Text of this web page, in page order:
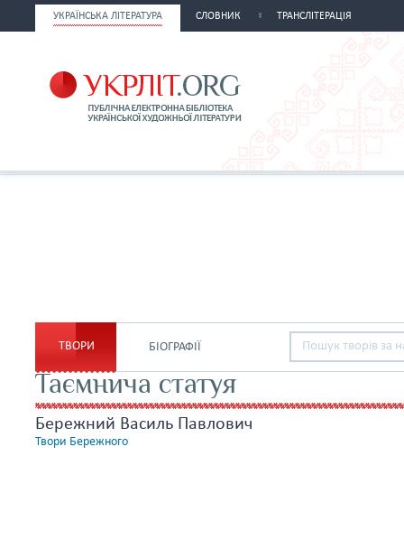
УКРАЇНСЬКА ЛІТЕРАТУРА СЛОВНИК ТРАНСЛІТЕРАЦІЯ
ТВОРИ БІОГРАФІЇ
Таємнича статуя
Бережний Василь Павлович
Твори Бережного